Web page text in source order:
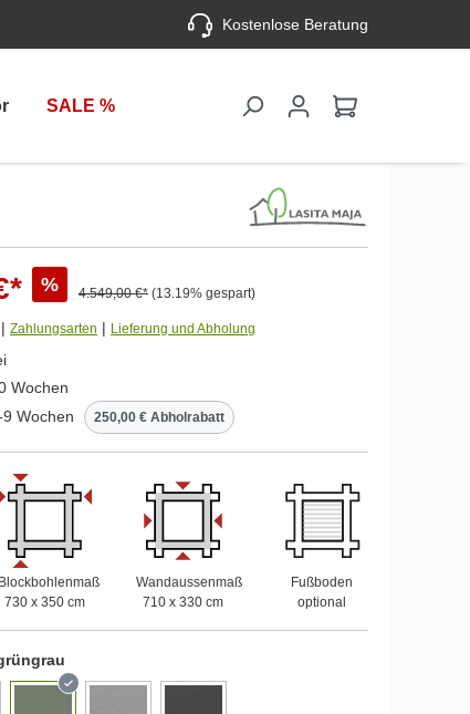
Kostenlose Beratung
SALE %
% 4.549,00 €* (13.19% gespart)
| Zahlungsarten | Lieferung und Abholung
Wochen
Wochen
250,00 € Abholrabatt
Blockbohlenmaß
730 x 350 cm
Wandaussenmaß
710 x 330 cm
Fußboden
optional